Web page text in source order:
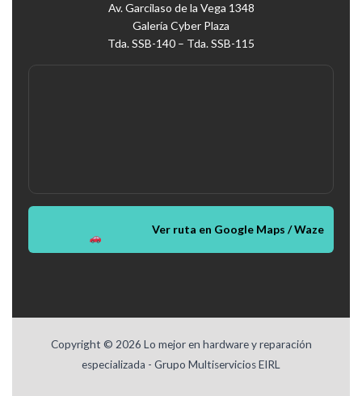
Av. Garcilaso de la Vega 1348
Galería Cyber Plaza
Tda. SSB-140 – Tda. SSB-115
Ver ruta en Google Maps / Waze
Copyright © 2026 Lo mejor en hardware y reparación
especializada - Grupo Multiservicios EIRL